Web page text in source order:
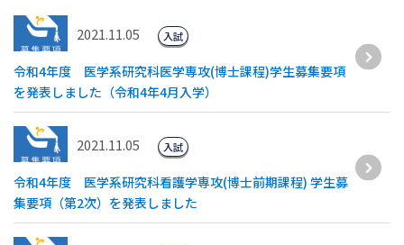
2021.11.05
令和4年度 医学系研究科医学専攻(博士課程)学生募集要項
を発表しました（令和4年4月入学）
入試
2021.11.05
令和4年度 医学系研究科看護学専攻(博士前期課程) 学生募
集要項（第2次）を発表しました
入試